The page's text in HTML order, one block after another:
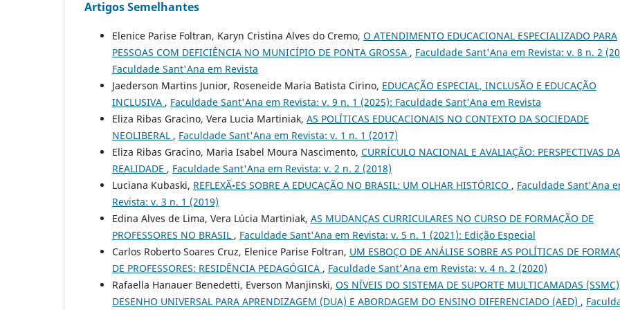
Artigos Semelhantes
Elenice Parise Foltran, Karyn Cristina Alves do Cremo, O ATENDIMENTO EDUCACIONAL ESPECIALIZADO PARA
PESSOAS COM DEFICIÊNCIA NO MUNICÍPIO DE PONTA GROSSA , Faculdade Sant'Ana em Revista: v. 8 n. 2
Faculdade Sant'Ana em Revista
Jaederson Martins Junior, Roseneide Maria Batista Cirino, EDUCAÇÃO ESPECIAL, INCLUSÃO E EDUCAÇÃO
INCLUSIVA , Faculdade Sant'Ana em Revista: v. 9 n. 1 (2025): Faculdade Sant'Ana em Revista
Eliza Ribas Gracino, Vera Lucia Martiniak, AS POLÍTICAS EDUCACIONAIS NO CONTEXTO DA SOCIEDADE
NEOLIBERAL , Faculdade Sant'Ana em Revista: v. 1 n. 1 (2017)
Eliza Ribas Gracino, Maria Isabel Moura Nascimento, CURRÍCULO NACIONAL E AVALIAÇÃO: PERSPECTIVAS DA
REALIDADE , Faculdade Sant'Ana em Revista: v. 2 n. 2 (2018)
Luciana Kubaski, REFLEXÃ•ES SOBRE A EDUCAÇÃO NO BRASIL: UM OLHAR HISTÓRICO , Faculdade Sant'Ana
Revista: v. 3 n. 1 (2019)
Edina Alves de Lima, Vera Lúcia Martiniak, AS MUDANÇAS CURRICULARES NO CURSO DE FORMAÇÃO DE
PROFESSORES NO BRASIL , Faculdade Sant'Ana em Revista: v. 5 n. 1 (2021): Edição Especial
Carlos Roberto Soares Cruz, Elenice Parise Foltran, UM ESBOÇO DE ANÁLISE SOBRE AS POLÍTICAS DE
DE PROFESSORES: RESIDÊNCIA PEDAGÓGICA , Faculdade Sant'Ana em Revista: v. 4 n. 2 (2020)
Rafaella Hanauer Benedetti, Everson Manjinski, OS NÍVEIS DO SISTEMA DE SUPORTE MULTICAMADAS
DESENHO UNIVERSAL PARA APRENDIZAGEM (DUA) E ABORDAGEM DO ENSINO DIFERENCIADO (AED) ,